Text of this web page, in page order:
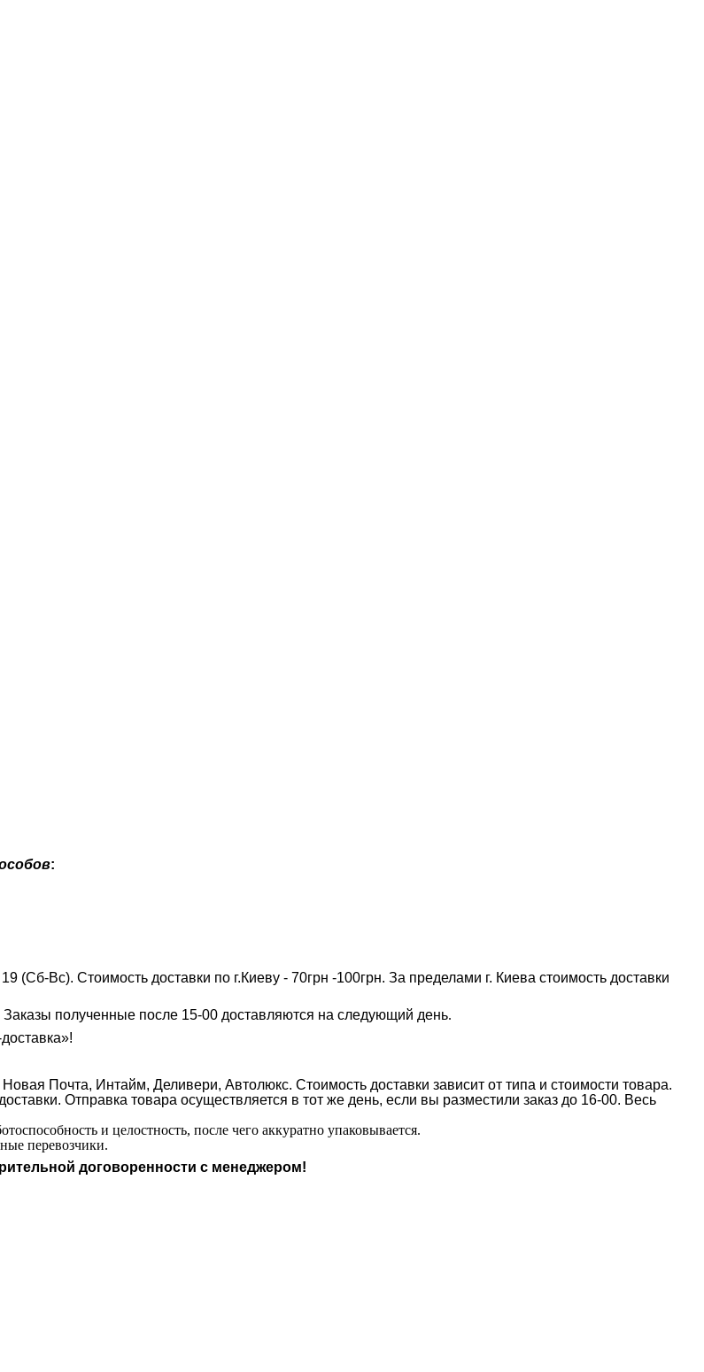
:
(Сб-Вс). Стоимость доставки по г.Киеву - 70грн -100грн. За пределами г. Киева стоимость доставки
полученные после 15-00 доставляются на следующий день.
Почта, Интайм, Деливери, Автолюкс. Стоимость доставки зависит от типа и стоимости товара.
Отправка товара осуществляется в тот же день, если вы разместили заказ до 16-00. Весь
и целостность, после чего аккуратно упаковывается.
перевозчики.
договоренности с менеджером!